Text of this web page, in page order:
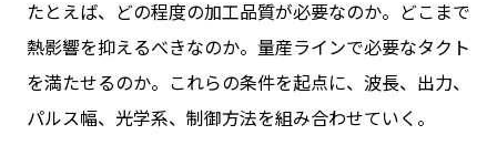
たとえば、どの程度の加工品質が必要なのか。どこまで
熱影響を抑えるべきなのか。量産ラインで必要なタクト
を満たせるのか。これらの条件を起点に、波長、出力、
パルス幅、光学系、制御方法を組み合わせていく。